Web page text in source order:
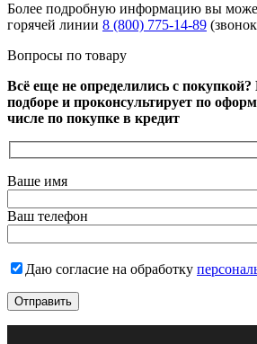
Более подробную информацию вы
горячей линии 8 (800) 775-14-89
Вопросы по товару
Всё еще не определились с
подборе и проконсультирует по
числе по покупке в кредит
Ваше имя
Ваш телефон
Даю согласие на обработку